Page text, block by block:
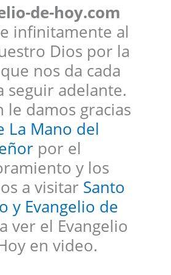
de-hoy.com
infinitamente al
Dios por la
nos da cada
seguir adelante.
le damos gracias
La Mano del
por el
y los
a visitar Santo
y Evangelio de
ver el Evangelio
en video.